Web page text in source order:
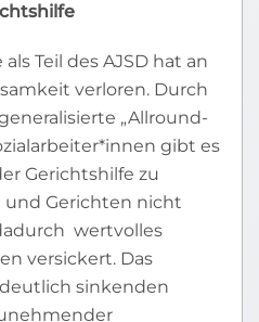
Teil des AJSD hat an
verloren. Durch
„Allround-
gibt es
Gerichtshilfe zu
und Gerichten nicht
wertvolles
versickert. Das
sinkenden